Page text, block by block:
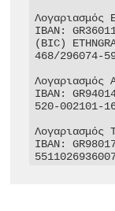
IBAN:
(BIC)
468/296074-
IBAN:
520-002101-
IBAN: